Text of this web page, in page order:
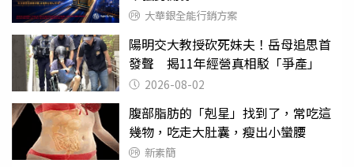
大華銀全能行銷方案
陽明交大教授砍死妹夫！岳母追思首
發聲 揭11年經營真相駁「爭產」
2026-08-02
腹部脂肪的「剋星」找到了，常吃這
幾物，吃走大肚囊，瘦出小蠻腰
新素簡